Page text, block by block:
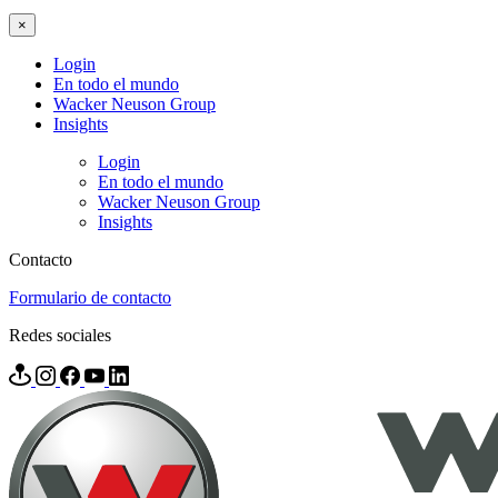
×
Login
En todo el mundo
Wacker Neuson Group
Insights
Login
En todo el mundo
Wacker Neuson Group
Insights
Contacto
Formulario de contacto
Redes sociales